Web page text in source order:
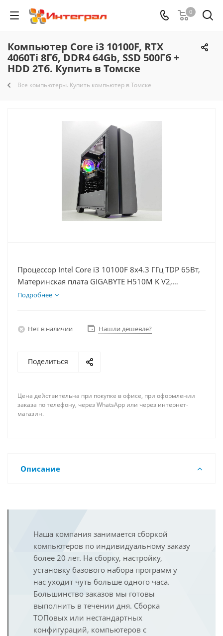
0
Компьютер Core i3 10100F, RTX
4060Ti 8Гб, DDR4 64Gb, SSD 500Гб +
HDD 2Тб. Купить в Томске
Все компьютеры. Купить компьютер в Томске
Процессор Intel Core i3 10100F 8x4.3 ГГц TDP 65Вт,
Материнская плата GIGABYTE H510M K V2,
Видеокарта RTX 4060Ti 8Гб, Память DDR4 64Gb,
Подробнее
Нет в наличии Нашли дешевле?
Поделиться
Цена действительна при покупке в офисе, при оформлении
заказа по телефону, через WhatsApp или через интернет-
магазин.
Описание
Наша компания занимается сборкой
компьютеров по индивидуальному заказу
более 20 лет. На сборку, настройку,
установку базового набора программ у
нас уходит чуть больше одного часа.
Большинство заказов мы готовы
выполнить в течении дня. Сборка
ТОПовых или нестандартных
конфигураций, компьютеров с